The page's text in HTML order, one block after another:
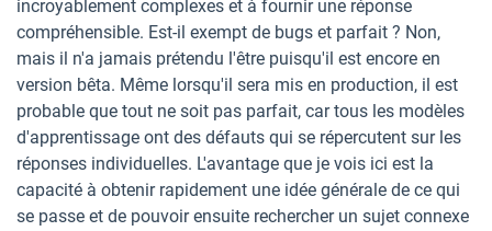
incroyablement complexes et à fournir une réponse
compréhensible. Est-il exempt de bugs et parfait ? Non,
mais il n'a jamais prétendu l'être puisqu'il est encore en
version bêta. Même lorsqu'il sera mis en production, il est
probable que tout ne soit pas parfait, car tous les modèles
d'apprentissage ont des défauts qui se répercutent sur les
réponses individuelles. L'avantage que je vois ici est la
capacité à obtenir rapidement une idée générale de ce qui
se passe et de pouvoir ensuite rechercher un sujet connexe